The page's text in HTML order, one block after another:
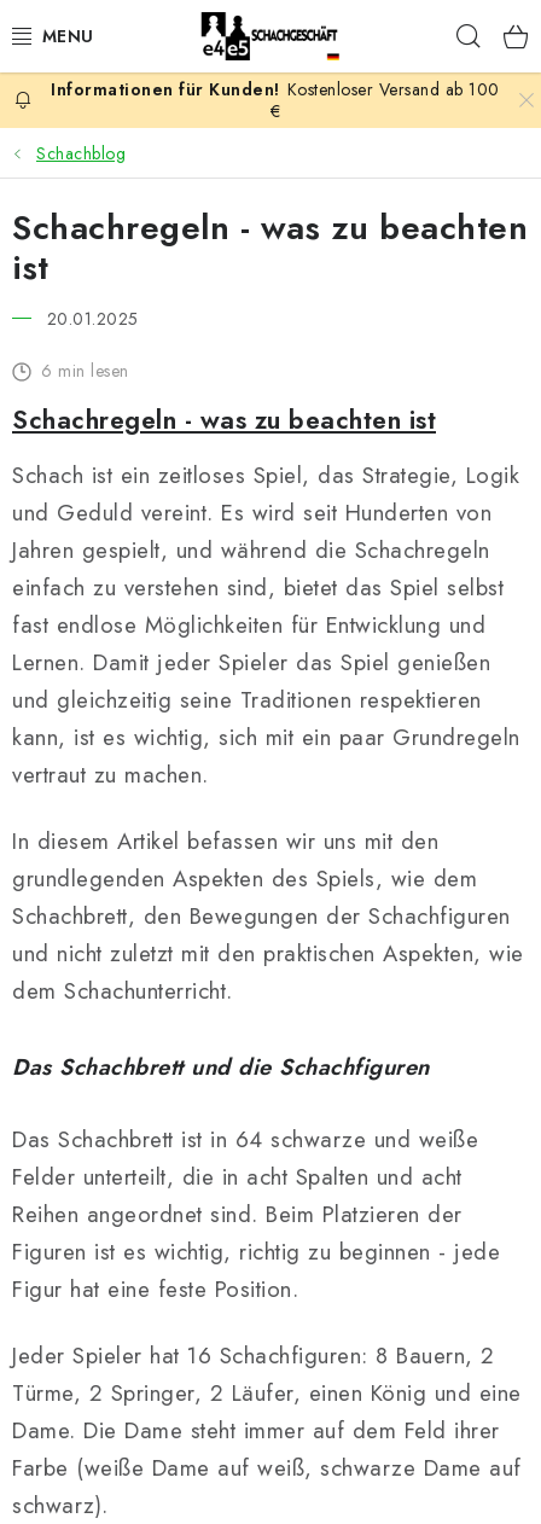
Inhalt
AKTION
SCHACHSPIELE
SCHACHFIGUREN
SCHACHBÜCHER
SCHACH-ANTIQUITÄTENLADEN
SCHACH ONLINE
SCHACH GESCHENKE
GESCHÄFTSBEDINGUNGEN
Kontakt Über uns
Schachblog
Geschäftsbedingungen
Kostenloser Versand ab 100
€
Schachblog
Schachregeln - was zu beachten
ist
20.01.2025
6 min lesen
Schachregeln - was zu beachten ist
Schach ist ein zeitloses Spiel, das Strategie, Logik
und Geduld vereint. Es wird seit Hunderten von
Jahren gespielt, und während die Schachregeln
einfach zu verstehen sind, bietet das Spiel selbst
fast endlose Möglichkeiten für Entwicklung und
Lernen. Damit jeder Spieler das Spiel genießen
und gleichzeitig seine Traditionen respektieren
kann, ist es wichtig, sich mit ein paar Grundregeln
vertraut zu machen.
In diesem Artikel befassen wir uns mit den
grundlegenden Aspekten des Spiels, wie dem
Schachbrett, den Bewegungen der Schachfiguren
und nicht zuletzt mit den praktischen Aspekten, wie
dem Schachunterricht.
Das Schachbrett und die Schachfiguren
Das Schachbrett ist in 64 schwarze und weiße
Felder unterteilt, die in acht Spalten und acht
Reihen angeordnet sind. Beim Platzieren der
Figuren ist es wichtig, richtig zu beginnen - jede
Figur hat eine feste Position.
Jeder Spieler hat 16 Schachfiguren: 8 Bauern, 2
Türme, 2 Springer, 2 Läufer, einen König und eine
Dame. Die Dame steht immer auf dem Feld ihrer
Farbe (weiße Dame auf weiß, schwarze Dame auf
schwarz).